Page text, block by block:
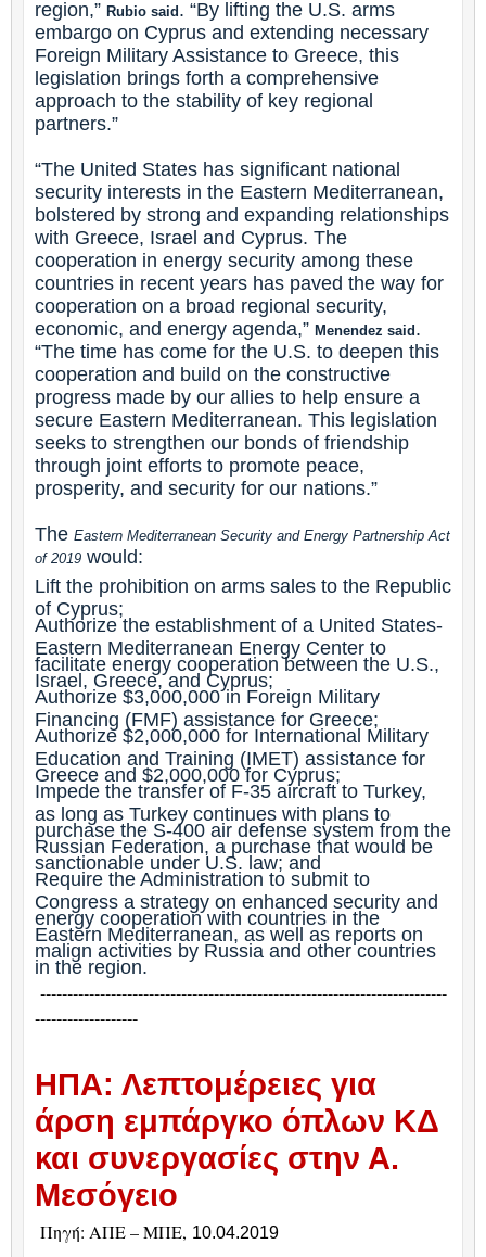
region,” Rubio said. “By lifting the U.S. arms
embargo on Cyprus and extending necessary
Foreign Military Assistance to Greece, this
legislation brings forth a comprehensive
approach to the stability of key regional
partners.”
“The United States has significant national
security interests in the Eastern Mediterranean,
bolstered by strong and expanding relationships
with Greece, Israel and Cyprus. The
cooperation in energy security among these
countries in recent years has paved the way for
cooperation on a broad regional security,
economic, and energy agenda,” Menendez said.
“The time has come for the U.S. to deepen this
cooperation and build on the constructive
progress made by our allies to help ensure a
secure Eastern Mediterranean. This legislation
seeks to strengthen our bonds of friendship
through joint efforts to promote peace,
prosperity, and security for our nations.”
The Eastern Mediterranean Security and Energy Partnership Act
of 2019 would:
Lift the prohibition on arms sales to the Republic
of Cyprus;
Authorize the establishment of a United States-
Eastern Mediterranean Energy Center to
facilitate energy cooperation between the U.S.,
Israel, Greece, and Cyprus;
Authorize $3,000,000 in Foreign Military
Financing (FMF) assistance for Greece;
Authorize $2,000,000 for International Military
Education and Training (IMET) assistance for
Greece and $2,000,000 for Cyprus;
Impede the transfer of F-35 aircraft to Turkey,
as long as Turkey continues with plans to
purchase the S-400 air defense system from the
Russian Federation, a purchase that would be
sanctionable under U.S. law; and
Require the Administration to submit to
Congress a strategy on enhanced security and
energy cooperation with countries in the
Eastern Mediterranean, as well as reports on
malign activities by Russia and other countries
in the region.
---------------------------------------------------------------------------
-------------------
ΗΠΑ: Λεπτομέρειες για
άρση εμπάργκο όπλων ΚΔ
και συνεργασίες στην Α.
Μεσόγειο
Πηγή: ΑΠΕ – ΜΠΕ, 10.04.2019